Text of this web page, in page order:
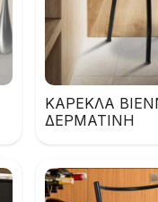
ΚΑΡΕΚΛΑ
ΔΕΡΜΑΤΙΝΗ